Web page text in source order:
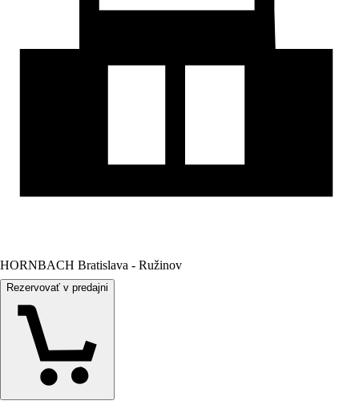
HORNBACH Bratislava - Ružinov
Rezervovať v predajni